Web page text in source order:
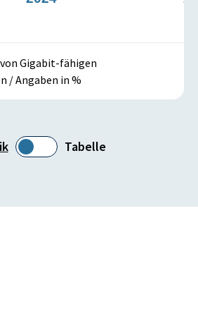
Tabelle
Gigabit-fähigen
/ Angaben in %